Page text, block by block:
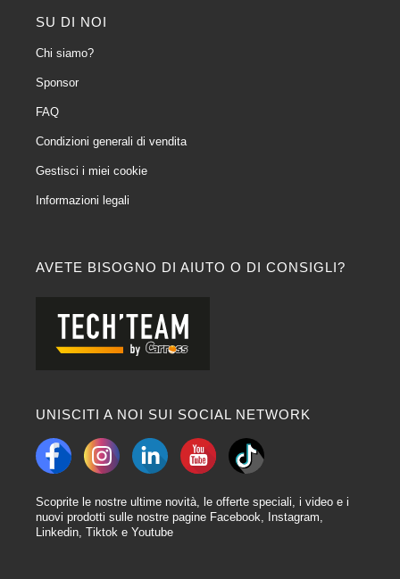
AVETE BISOGNO DI AIUTO O DI CONSIGLI?
UNISCITI A NOI SUI SOCIAL NETWORK
Scoprite le nostre ultime novità, le offerte speciali, i video e i
nuovi prodotti sulle nostre pagine Facebook, Instagram,
Linkedin, Tiktok e Youtube
SU DI NOI
Chi siamo?
Sponsor
FAQ
Condizioni generali di vendita
Gestisci i miei cookie
Informazioni legali